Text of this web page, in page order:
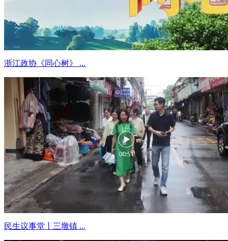
浙江政协《同心树》 ...
民生议事堂丨三墩镇 ...